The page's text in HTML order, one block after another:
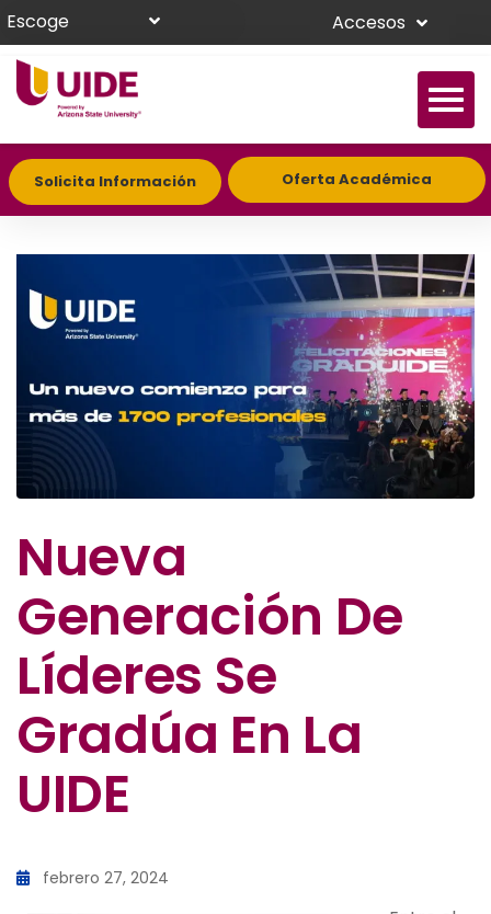
Escoge Accesos
Solicita Información Oferta Académica
Nueva
Generación De
Líderes Se
Gradúa En La
UIDE
febrero 27, 2024